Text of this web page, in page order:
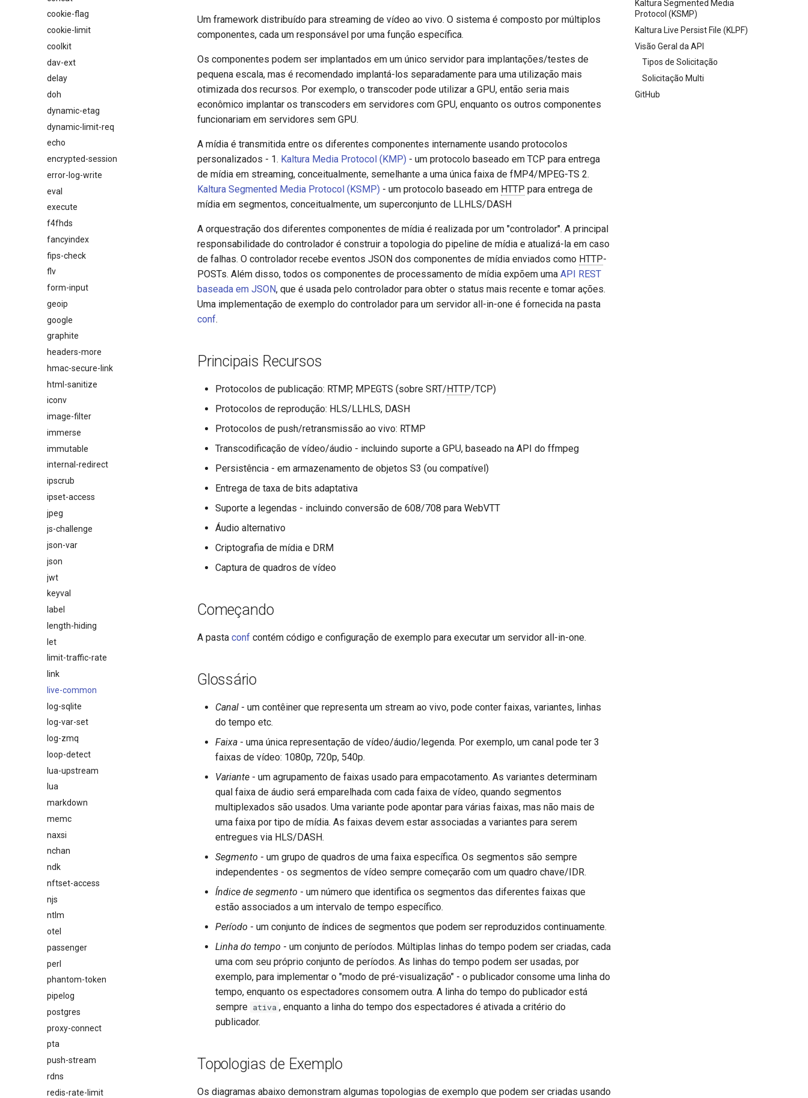
cookie-flag
cookie-limit
coolkit
dav-ext
delay
doh
dynamic-etag
dynamic-limit-req
echo
encrypted-session
error-log-write
eval
execute
f4fhds
fancyindex
fips-check
flv
form-input
geoip
google
graphite
headers-more
hmac-secure-link
html-sanitize
iconv
image-filter
immerse
immutable
internal-redirect
ipscrub
ipset-access
jpeg
js-challenge
json-var
json
jwt
keyval
label
length-hiding
let
limit-traffic-rate
link
live-common
log-sqlite
log-var-set
log-zmq
loop-detect
lua-upstream
lua
markdown
memc
naxsi
nchan
ndk
nftset-access
njs
ntlm
otel
passenger
perl
phantom-token
pipelog
postgres
proxy-connect
pta
push-stream
rdns
redis-rate-limit
Kaltura Segmented Media
Protocol (KSMP)
Kaltura Live Persist File (KLPF)
Visão Geral da API
Tipos de Solicitação
Solicitação Multi
GitHub
Um framework distribuído para streaming de vídeo ao vivo. O sistema é composto por múltiplos
componentes, cada um responsável por uma função específica.
Os componentes podem ser implantados em um único servidor para implantações/testes de
pequena escala, mas é recomendado implantá-los separadamente para uma utilização mais
otimizada dos recursos. Por exemplo, o transcoder pode utilizar a GPU, então seria mais
econômico implantar os transcoders em servidores com GPU, enquanto os outros componentes
funcionariam em servidores sem GPU.
A mídia é transmitida entre os diferentes componentes internamente usando protocolos
personalizados - 1. Kaltura Media Protocol (KMP) - um protocolo baseado em TCP para entrega
de mídia em streaming, conceitualmente, semelhante a uma única faixa de fMP4/MPEG-TS 2.
Kaltura Segmented Media Protocol (KSMP) - um protocolo baseado em HTTP para entrega de
mídia em segmentos, conceitualmente, um superconjunto de LLHLS/DASH
A orquestração dos diferentes componentes de mídia é realizada por um "controlador". A principal
responsabilidade do controlador é construir a topologia do pipeline de mídia e atualizá-la em caso
de falhas. O controlador recebe eventos JSON dos componentes de mídia enviados como HTTP-
POSTs. Além disso, todos os componentes de processamento de mídia expõem uma API REST
baseada em JSON, que é usada pelo controlador para obter o status mais recente e tomar ações.
Uma implementação de exemplo do controlador para um servidor all-in-one é fornecida na pasta
conf.
Principais Recursos
Protocolos de publicação: RTMP, MPEGTS (sobre SRT/HTTP/TCP)
Protocolos de reprodução: HLS/LLHLS, DASH
Protocolos de push/retransmissão ao vivo: RTMP
Transcodificação de vídeo/áudio - incluindo suporte a GPU, baseado na API do ffmpeg
Persistência - em armazenamento de objetos S3 (ou compatível)
Entrega de taxa de bits adaptativa
Suporte a legendas - incluindo conversão de 608/708 para WebVTT
Áudio alternativo
Criptografia de mídia e DRM
Captura de quadros de vídeo
Começando
A pasta conf contém código e configuração de exemplo para executar um servidor all-in-one.
Glossário
Canal - um contêiner que representa um stream ao vivo, pode conter faixas, variantes, linhas
do tempo etc.
Faixa - uma única representação de vídeo/áudio/legenda. Por exemplo, um canal pode ter 3
faixas de vídeo: 1080p, 720p, 540p.
Variante - um agrupamento de faixas usado para empacotamento. As variantes determinam
qual faixa de áudio será emparelhada com cada faixa de vídeo, quando segmentos
multiplexados são usados. Uma variante pode apontar para várias faixas, mas não mais de
uma faixa por tipo de mídia. As faixas devem estar associadas a variantes para serem
entregues via HLS/DASH.
Segmento - um grupo de quadros de uma faixa específica. Os segmentos são sempre
independentes - os segmentos de vídeo sempre começarão com um quadro chave/IDR.
Índice de segmento - um número que identifica os segmentos das diferentes faixas que
estão associados a um intervalo de tempo específico.
Período - um conjunto de índices de segmentos que podem ser reproduzidos continuamente.
Linha do tempo - um conjunto de períodos. Múltiplas linhas do tempo podem ser criadas, cada
uma com seu próprio conjunto de períodos. As linhas do tempo podem ser usadas, por
exemplo, para implementar o "modo de pré-visualização" - o publicador consome uma linha do
tempo, enquanto os espectadores consomem outra. A linha do tempo do publicador está
sempre ativa , enquanto a linha do tempo dos espectadores é ativada a critério do
publicador.
Topologias de Exemplo
Os diagramas abaixo demonstram algumas topologias de exemplo que podem ser criadas usando